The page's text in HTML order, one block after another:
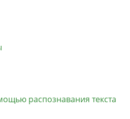
распознавания текста